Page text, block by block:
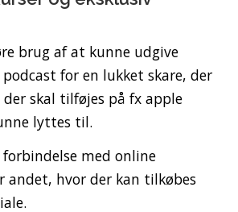
brug af at kunne udgive
for en lukket skare, der
skal tilføjes på fx apple
lyttes til.
med online
andet, hvor der kan tilkøbes